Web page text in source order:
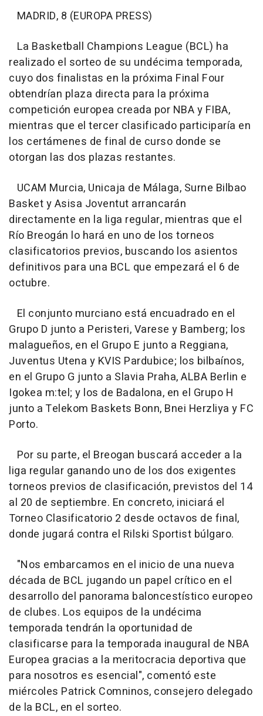
MADRID, 8 (EUROPA PRESS)
La Basketball Champions League (BCL) ha
realizado el sorteo de su undécima temporada,
cuyo dos finalistas en la próxima Final Four
obtendrían plaza directa para la próxima
competición europea creada por NBA y FIBA,
mientras que el tercer clasificado participaría en
los certámenes de final de curso donde se
otorgan las dos plazas restantes.
UCAM Murcia, Unicaja de Málaga, Surne Bilbao
Basket y Asisa Joventut arrancarán
directamente en la liga regular, mientras que el
Río Breogán lo hará en uno de los torneos
clasificatorios previos, buscando los asientos
definitivos para una BCL que empezará el 6 de
octubre.
El conjunto murciano está encuadrado en el
Grupo D junto a Peristeri, Varese y Bamberg; los
malagueños, en el Grupo E junto a Reggiana,
Juventus Utena y KVIS Pardubice; los bilbaínos,
en el Grupo G junto a Slavia Praha, ALBA Berlin e
Igokea m:tel; y los de Badalona, en el Grupo H
junto a Telekom Baskets Bonn, Bnei Herzliya y FC
Porto.
Por su parte, el Breogan buscará acceder a la
liga regular ganando uno de los dos exigentes
torneos previos de clasificación, previstos del 14
al 20 de septiembre. En concreto, iniciará el
Torneo Clasificatorio 2 desde octavos de final,
donde jugará contra el Rilski Sportist búlgaro.
"Nos embarcamos en el inicio de una nueva
década de BCL jugando un papel crítico en el
desarrollo del panorama baloncestístico europeo
de clubes. Los equipos de la undécima
temporada tendrán la oportunidad de
clasificarse para la temporada inaugural de NBA
Europea gracias a la meritocracia deportiva que
para nosotros es esencial", comentó este
miércoles Patrick Comninos, consejero delegado
de la BCL, en el sorteo.